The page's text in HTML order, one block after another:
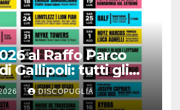
al Raffo Parco
Gallipoli: tutti gli
non perdere!
DISCOPUGLIA